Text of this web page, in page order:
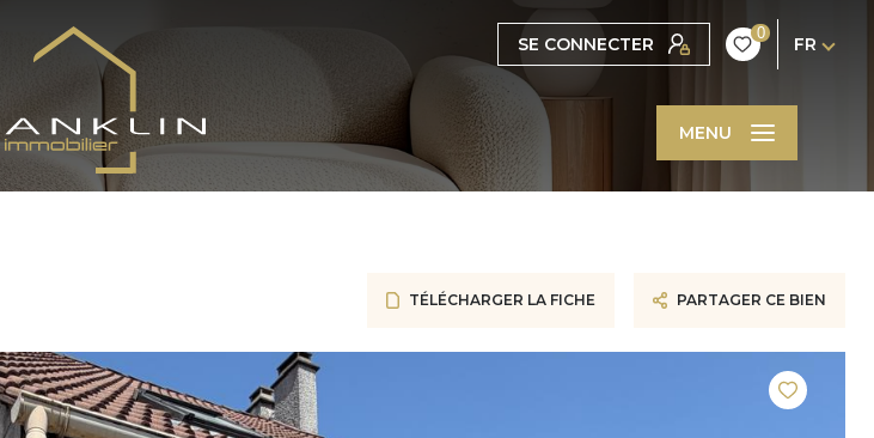
SE CONNECTER
0
FR
MENU
TÉLÉCHARGER LA FICHE PARTAGER CE BIEN